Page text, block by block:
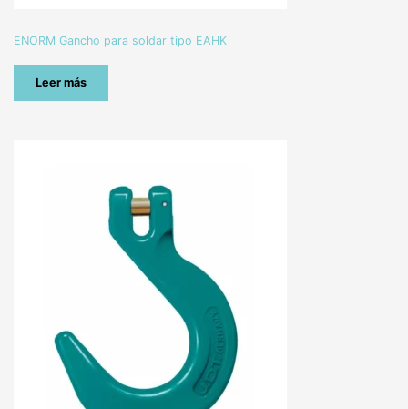
ENORM Gancho para soldar tipo EAHK
Leer más